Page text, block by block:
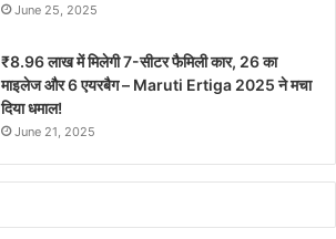
June 25, 2025
₹8.96 लाख में मिलेगी 7-सीटर फैमिली कार, 26 का
माइलेज और 6 एयरबैग – Maruti Ertiga 2025 ने मचा
दिया धमाल!
June 21, 2025